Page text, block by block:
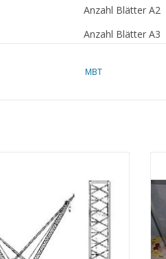
Anzahl Blätter A2
Anzahl Blätter A3
MBT
HINZUFÜGEN